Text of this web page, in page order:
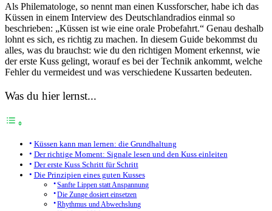
Als Philematologe, so nennt man einen Kussforscher, habe ich das
Küssen in einem Interview des Deutschlandradios einmal so
beschrieben: „Küssen ist wie eine orale Probefahrt.“ Genau deshalb
lohnt es sich, es richtig zu machen. In diesem Guide bekommst du
alles, was du brauchst: wie du den richtigen Moment erkennst, wie
der erste Kuss gelingt, worauf es bei der Technik ankommt, welche
Fehler du vermeidest und was verschiedene Kussarten bedeuten.
Was du hier lernst...
Küssen kann man lernen: die Grundhaltung
Der richtige Moment: Signale lesen und den Kuss einleiten
Der erste Kuss Schritt für Schritt
Die Prinzipien eines guten Kusses
Sanfte Lippen statt Anspannung
Die Zunge dosiert einsetzen
Rhythmus und Abwechslung